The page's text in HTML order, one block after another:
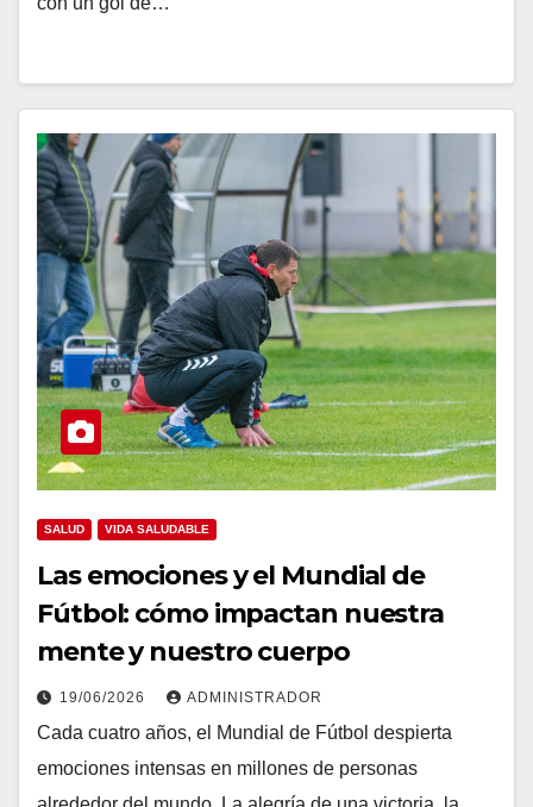
SALUD VIDA SALUDABLE
Las emociones y el Mundial de
Fútbol: cómo impactan nuestra
mente y nuestro cuerpo
19/06/2026 ADMINISTRADOR
Cada cuatro años, el Mundial de Fútbol despierta
emociones intensas en millones de personas